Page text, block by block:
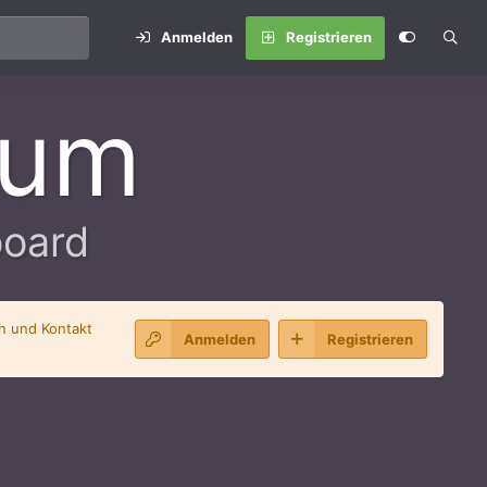
Anmelden Registrieren
und Kontakt
Anmelden Registrieren